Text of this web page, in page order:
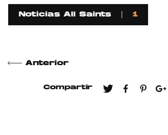
Noticias All Saints 1
Anterior
Compartir